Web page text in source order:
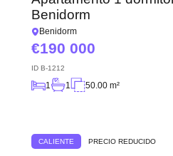
Benidorm
Benidorm
190 000
ID B-1212
1 1 50.00 m²
CALIENTE PRECIO REDUCIDO